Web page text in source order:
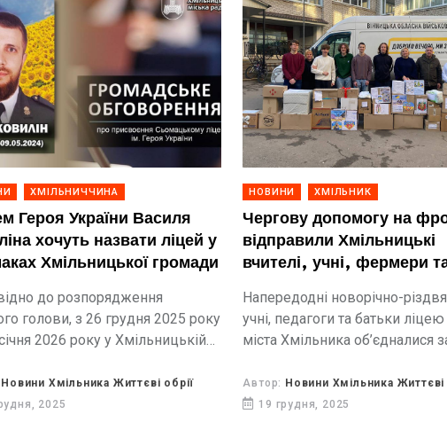
ХМІЛЬНИЧЧИНА
Героя України Василя
хочуть назвати ліцей у
Хмільницької громади
до розпорядження
голови, з 26 грудня 2025 року
2026 року у Хмільницькій
щодо присвоєння
ліцею Хмільницької
Новини Хмільника Життєві обрії
2025
НОВИНИ ХМІЛЬНИК
Чергову допомогу на
відправили Хмільницькі
вчителі, учні, фермери
Напередодні новорічно-
учні, педагоги та батьки
міста Хмільника об’єдналися
українських військових, які
країну на Харківському
Автор: Новини Хмільника Життєві
19 грудня, 2025